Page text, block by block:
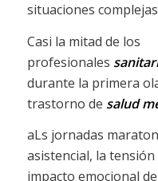
situaciones
Casi la mitad de los
profesionales
durante la primera
trastorno de salud
aLs jornadas
asistencial, la
impacto emocional